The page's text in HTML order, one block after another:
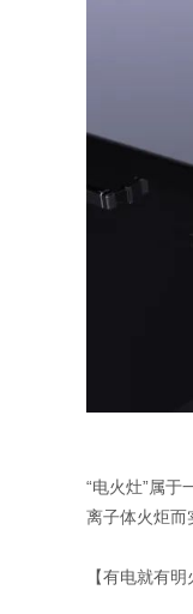
“电火灶”属
离子体火炬而
【有电就有明